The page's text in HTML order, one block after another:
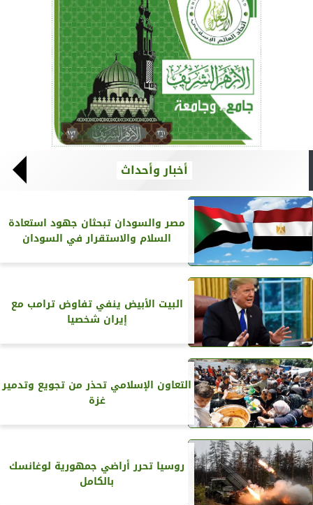
أخبار وأحداث
مصر والسودان تبحثان جهود استعادة
السلام والاستقرار في السودان
البيت الأبيض ينفي تفاوض ترامب مع
إيران شخصيا
التعاون الإسلامي تحذر من تجويع وتدمير
غزة
روسيا تحرر أراضي جمهورية لوغانسك
بالكامل